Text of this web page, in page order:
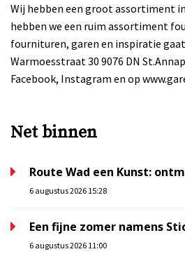
Wij hebben een groot assortiment
hebben we een ruim assortiment
fournituren, garen en inspiratie gaat
Warmoesstraat 30 9076 DN
Facebook, Instagram en op
Net binnen
Route Wad een Kunst:
6 augustus 2026 15:28
Een fijne zomer namens
6 augustus 2026 11:00